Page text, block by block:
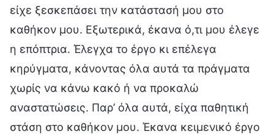
είχε ξεσκεπάσει την κατάστασή μου στο
καθήκον μου. Εξωτερικά, έκανα ό,τι μου έλεγε
η επόπτρια. Έλεγχα το έργο κι επέλεγα
κηρύγματα, κάνοντας όλα αυτά τα πράγματα
χωρίς να κάνω κακό ή να προκαλώ
αναστατώσεις. Παρ’ όλα αυτά, είχα παθητική
στάση στο καθήκον μου. Έκανα κειμενικό έργο